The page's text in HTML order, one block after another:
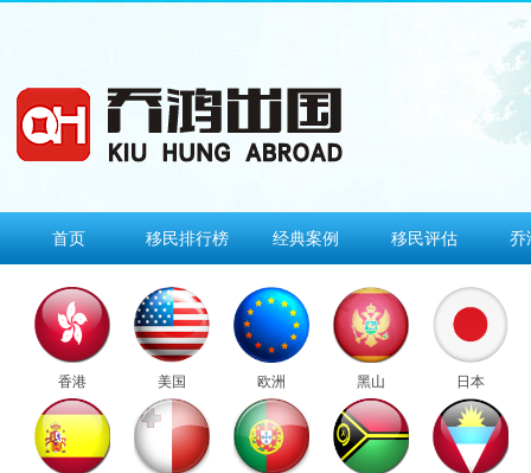
首页 移民排行榜 经典案例 移民评估 乔
香港 美国 欧洲 黑山 日本